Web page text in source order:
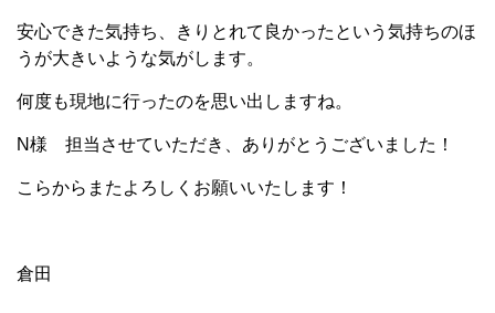
安心できた気持ち、きりとれて良かったという気持ちのほ
うが大きいような気がします。
何度も現地に行ったのを思い出しますね。
N様 担当させていただき、ありがとうございました！
こらからまたよろしくお願いいたします！
倉田